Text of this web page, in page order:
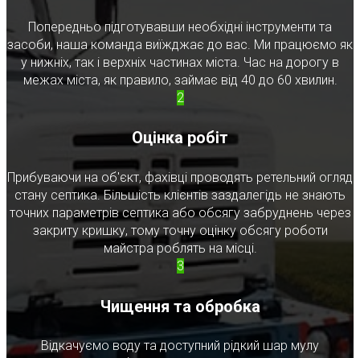
Попередньо підготувавши необхідні інструменти та
засоби, наша команда виїжджає до вас. Ми працюємо як
у нижніх, так і верхніх частинах міста. Час на дорогу в
межах міста, як правило, займає від 40 до 60 хвилин.
2
Оцінка робіт
Прибуваючи на об'єкт, фахівці проводять ретельний огляд
стану септика. Більшість клієнтів заздалегідь не знають
точних параметрів септика або обсягу забруднень через
закриту кришку, тому точну оцінку обсягу роботи
майстра роблять на місці.
3
Чищення та обробка
Відкачуємо воду та доступний рідкий шар мулу